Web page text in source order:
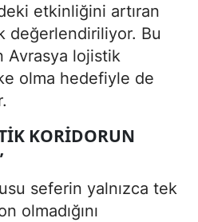
etkinliğini artıran
değerlendiriliyor. Bu
Avrasya lojistik
olma hedefiyle de
KORIDORUN
seferin yalnızca tek
olmadığını